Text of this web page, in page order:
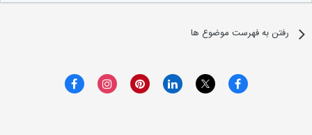
رفتن به فهرست موضوع ها